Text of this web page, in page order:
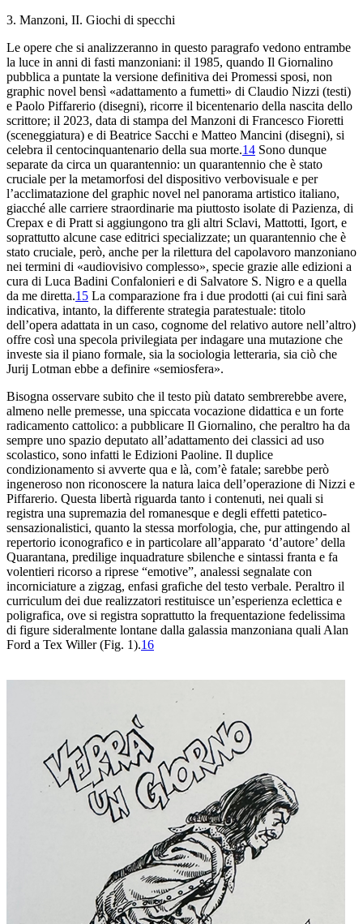
3. Manzoni, II. Giochi di specchi
Le opere che si analizzeranno in questo paragrafo vedono entrambe
la luce in anni di fasti manzoniani: il 1985, quando Il Giornalino
pubblica a puntate la versione definitiva dei Promessi sposi, non
graphic novel bensì «adattamento a fumetti» di Claudio Nizzi (testi)
e Paolo Piffarerio (disegni), ricorre il bicentenario della nascita dello
scrittore; il 2023, data di stampa del Manzoni di Francesco Fioretti
(sceneggiatura) e di Beatrice Sacchi e Matteo Mancini (disegni), si
celebra il centocinquantenario della sua morte.14 Sono dunque
separate da circa un quarantennio: un quarantennio che è stato
cruciale perla metamorfosi del dispositivo verbovisuale e per
l’acclimatazione del graphic novel nel panorama artistico italiano,
giacché alle carriere straordinarie ma piuttosto isolate di Pazienza, di
Crepax e di Pratt si aggiungono tra gli altri Sclavi, Mattotti, Igort, e
soprattutto alcune case editrici specializzate; un quarantennio che è
stato cruciale, però, anche per la rilettura del capolavoro manzoniano
nei termini di «audiovisivo complesso», specie grazie alle edizioni a
cura di Luca Badini Confalonieri e di Salvatore S. Nigro e a quella
da me diretta.15 La comparazione fra i due prodotti (ai cui fini sarà
indicativa, intanto, la differente strategia paratestuale: titolo
dell’opera adattata in un caso, cognome del relativo autore nell’altro)
offre così una specola privilegiata per indagare una mutazione che
investe sia il piano formale, sia la sociologia letteraria, sia ciò che
Jurij Lotman ebbe a definire «semiosfera».
Bisogna osservare subito che il testo più datato sembrerebbe avere,
almeno nelle premesse, una spiccata vocazione didattica e un forte
radicamento cattolico: a pubblicare Il Giornalino, che peraltro ha da
sempre uno spazio deputato all’adattamento dei classici ad uso
scolastico, sono infatti le Edizioni Paoline. Il duplice
condizionamento si avverte qua e là, com’è fatale; sarebbe però
ingeneroso non riconoscere la natura laica dell’operazione di Nizzi e
Piffarerio. Questa libertà riguarda tanto i contenuti, nei quali si
registra una supremazia del romanesque e degli effetti patetico-
sensazionalistici, quanto la stessa morfologia, che, pur attingendo al
repertorio iconografico e in particolare all’apparato ‘d’autore’ della
Quarantana, predilige inquadrature sbilenche e sintassi franta e fa
volentieri ricorso a riprese “emotive”, analessi segnalate con
incorniciature a zigzag, enfasi grafiche del testo verbale. Peraltro il
curriculum dei due realizzatori restituisce un’esperienza eclettica e
poligrafica, ove si registra soprattutto la frequentazione fedelissima
di figure sideralmente lontane dalla galassia manzoniana quali Alan
Ford a Tex Willer (Fig. 1).16